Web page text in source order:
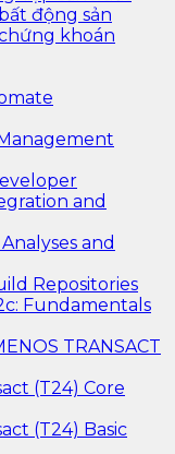
động sản
khoán
and
and
Repositories
Fundamentals
TRANSACT
(T24) Core
(T24) Basic